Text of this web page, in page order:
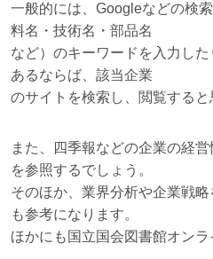
一般的には、Googleなどの検
料名・技術名・部品名
など）のキーワードを入力し
あるならば、該当企業
のサイトを検索し、閲覧すると
また、四季報などの企業の経
を参照するでしょう。
そのほか、業界分析や企業戦
も参考になります。
ほかにも国立国会図書館オンラ